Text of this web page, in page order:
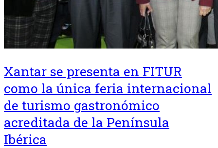
Xantar se presenta en FITUR
como la única feria internacional
de turismo gastronómico
acreditada de la Península
Ibérica